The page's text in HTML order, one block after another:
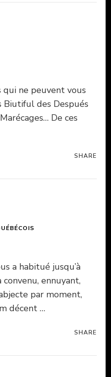
qui ne peuvent vous
Biutiful des Después
De ces
SHARE
a habitué jusqu’à
ennuyant,
par moment,
décent …
SHARE